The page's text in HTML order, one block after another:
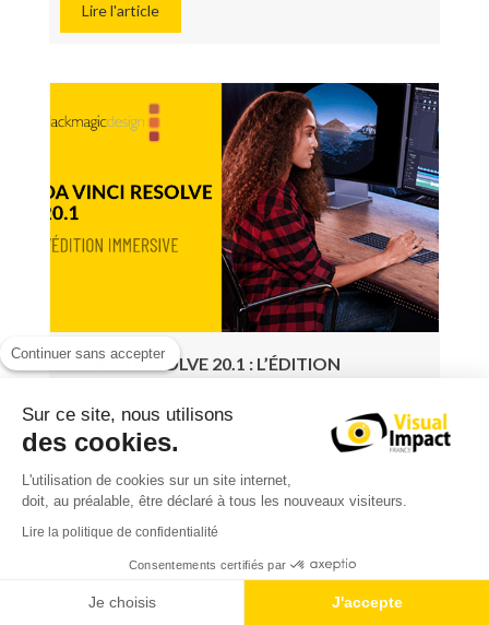
Lire l'article
DAVINCI RESOLVE 20.1 : L’ÉDITION
1375 Vues
Blackmagic Design vient d’annoncer DaVinci Resolve
20.1, une mise à jour majeure qui transforme encore
un peu plus la façon de monter, étalonner, mixer et
livrer du contenu. La grande nouveauté ? Le support
complet des workflows Apple Immersive Video pour
macOS, pensé pour l’Apple Vision Pro et les fichiers
immersifs captés avec la caméra Blackmagic URSA
Continuer sans accepter
Sur ce site, nous utilisons
des cookies.
L'utilisation de cookies sur un site internet,
doit, au préalable, être déclaré à tous les nouveaux visiteurs.
Lire la politique de confidentialité
Consentements certifiés par
Je choisis J'accepte